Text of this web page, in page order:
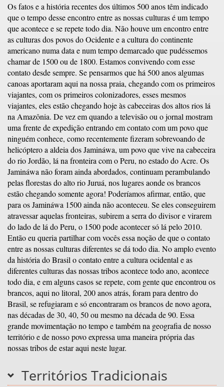
Os fatos e a história recentes dos últimos 500 anos têm indicado
que o tempo desse encontro entre as nossas culturas é um tempo
que acontece e se repete todo dia. Não houve um encontro entre
as culturas dos povos do Ocidente e a cultura do continente
americano numa data e num tempo demarcado que pudéssemos
chamar de 1500 ou de 1800. Estamos convivendo com esse
contato desde sempre. Se pensarmos que há 500 anos algumas
canoas aportaram aqui na nossa praia, chegando com os primeiros
viajantes, com os primeiros colonizadores, esses mesmos
viajantes, eles estão chegando hoje às cabeceiras dos altos rios lá
na Amazônia. De vez em quando a televisão ou o jornal mostram
uma frente de expedição entrando em contato com um povo que
ninguém conhece, como recentemente fizeram sobrevoando de
helicóptero a aldeia dos Jamináwa, um povo que vive na cabeceira
do rio Jordão, lá na fronteira com o Peru, no estado do Acre. Os
Jamináwa não foram ainda abordados, continuam perambulando
pelas florestas do alto rio Juruá, nos lugares aonde os brancos
estão chegando somente agora! Poderíamos afirmar, então, que
para os Jamináwa 1500 ainda não aconteceu. Se eles conseguirem
atravessar aquelas fronteiras, subirem a serra do divisor e virarem
do lado de lá do Peru, o 1500 pode acontecer só lá pelo 2010.
Então eu queria partilhar com vocês essa noção de que o contato
entre as nossas culturas diferentes se dá todo dia. No amplo evento
da história do Brasil o contato entre a cultura ocidental e as
diferentes culturas das nossas tribos acontece todo ano, acontece
todo dia, e em alguns casos se repete, com gente que encontrou os
brancos, aqui no litoral, 200 anos atrás, foram para dentro do
Brasil, se refugiaram e só encontraram os brancos de novo agora,
nas décadas de 30, 40, 50 ou mesmo na década de 90. Essa
grande movimentação no tempo e também na geografia de nosso
território e de nosso povo expressa uma maneira própria das
nossas tribos de estar aqui neste lugar.
Territórios Tradicionais